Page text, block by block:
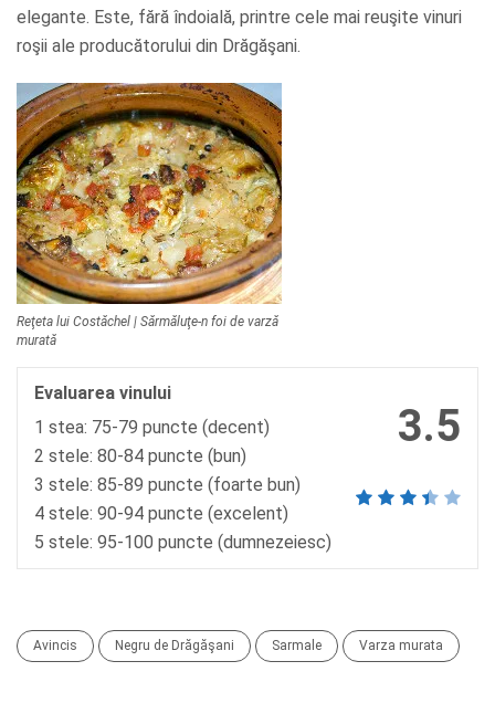
elegante. Este, fără îndoială, printre cele mai reuşite vinuri
roşii ale producătorului din Drăgăşani.
Reţeta lui Costăchel | Sărmăluţe-n foi de varză
murată
3.5
Evaluarea vinului
1 stea: 75-79 puncte (decent)
2 stele: 80-84 puncte (bun)
3 stele: 85-89 puncte (foarte bun)
4 stele: 90-94 puncte (excelent)
5 stele: 95-100 puncte (dumnezeiesc)
Avincis Negru de Drăgăşani Sarmale Varza murata